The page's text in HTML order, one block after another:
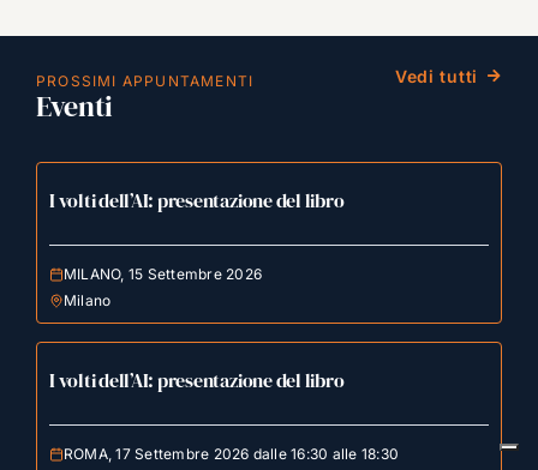
PROSSIMI APPUNTAMENTI
Eventi
Vedi tutti
I volti dell’AI: presentazione del libro
MILANO, 15 Settembre 2026
Milano
I volti dell’AI: presentazione del libro
ROMA, 17 Settembre 2026 dalle 16:30 alle 18:30